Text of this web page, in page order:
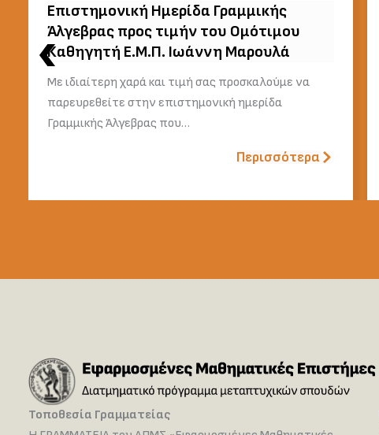
Επιστημονική Ημερίδα Γραμμικής
Άλγεβρας προς τιμήν του Ομότιμου
Καθηγητή Ε.Μ.Π. Ιωάννη Μαρουλά
Με ιδιαίτερη χαρά και τιμή σας προσκαλούμε να
παρευρεθείτε στην επιστημονική ημερίδα
Γραμμικής Άλγεβρας που…
Περισσότερα
Τοποθεσία Γραμματείας